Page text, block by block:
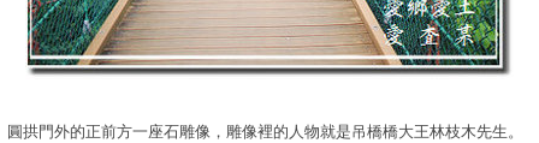
圓拱門外的正前方一座石雕像，雕像裡的人物就是吊橋橋大王林枝木先生。